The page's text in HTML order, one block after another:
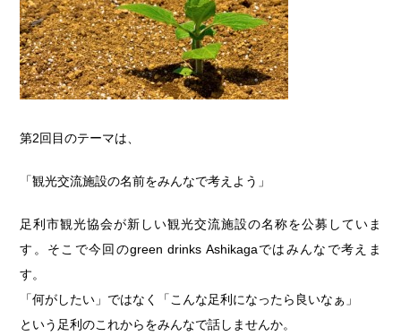
第2回目のテーマは、
「観光交流施設の名前をみんなで考えよう」
足利市観光協会が新しい観光交流施設の名称を公募していま
す。そこで今回のgreen drinks Ashikagaではみんなで考えま
す。
「何がしたい」ではなく「こんな足利になったら良いなぁ」
という足利のこれからをみんなで話しませんか。